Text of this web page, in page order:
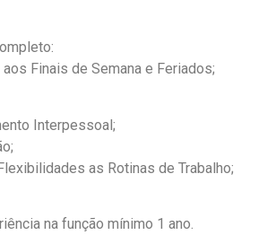
Finais de Semana e Feriados;
Interpessoal;
as Rotinas de Trabalho;
na função mínimo 1 ano.